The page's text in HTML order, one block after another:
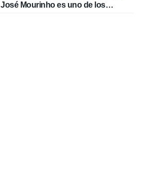
José Mourinho es uno de los